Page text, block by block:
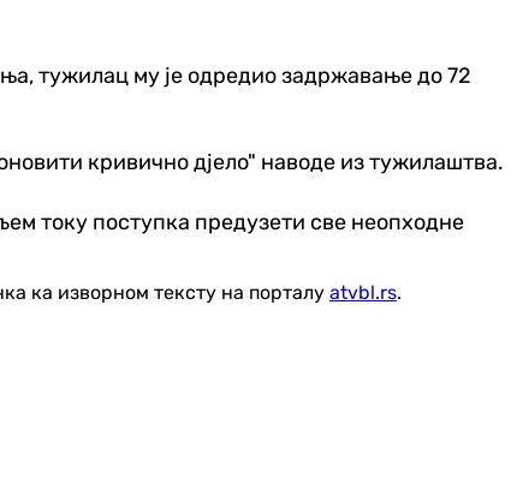
тужилац му је одредио задржавање до 72
кривично дјело" наводе из тужилаштва.
току поступка предузети све неопходне
ка изворном тексту на порталу atvbl.rs.